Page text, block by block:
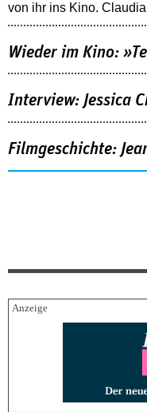
von ihr ins Kino.
Wieder im Kino:
Interview: Jessica
Filmgeschichte: